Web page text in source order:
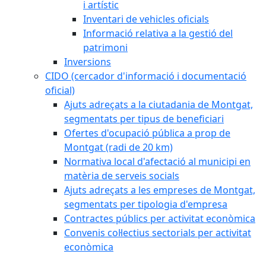
i artístic
Inventari de vehicles oficials
Informació relativa a la gestió del
patrimoni
Inversions
CIDO (cercador d'informació i documentació
oficial)
Ajuts adreçats a la ciutadania de Montgat,
segmentats per tipus de beneficiari
Ofertes d'ocupació pública a prop de
Montgat (radi de 20 km)
Normativa local d'afectació al municipi en
matèria de serveis socials
Ajuts adreçats a les empreses de Montgat,
segmentats per tipologia d'empresa
Contractes públics per activitat econòmica
Convenis col·lectius sectorials per activitat
econòmica